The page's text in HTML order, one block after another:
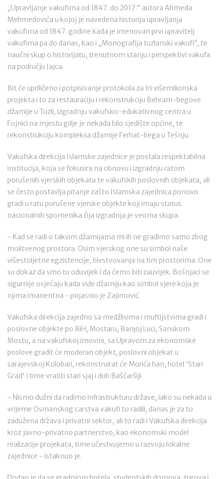
„Upravljanje vakufima od 1847. do 2017.“ autora Ahmeda
Mehmedovića u kojoj je navedena historija upravljanja
vakufima od 1847. godine kada je imenovan prvi upravitelj
vakufima pa do danas, kao i „Monografija tuzlanski vakufi“, te
naučni skup o historijatu, trenutnom stanju i perspektivi vakufa
na području Jajca.
Bit će upriličeno i potpisivanje protokola za tri višemilionska
projekta i to za restauraciju i rekonstrukciju Behram-begove
džamije u Tuzli, izgradnju vakufsko-edukativnog centra u
Fojnici na mjestu gdje je nekada bilo sjedište općine, te
rekonstrukciju kompleksa džamije Ferhat-bega u Tešnju.
Vakufska direkcija Islamske zajednice je postala respektabilna
institucija, koja se fokusira na obnovu i izgradnju ratom
porušenih vjerskih objekata te vakufskih poslovnih objekata, ali
se često postavlja pitanje zašto Islamska zajednica ponovo
gradi u ratu porušene vjerske objekte koji imaju status
nacionalnih spomenika čija izgradnja je veoma skupa.
- Kad se radi o takvim džamijama mi ih ne gradimo samo zbog
molitvenog prostora. Osim vjerskog one su simbol naše
višestoljetne egzistencije, bivstvovanja na tim prostorima. One
su dokaz da smo tu oduvijek i da ćemo biti zauvijek. Bošnjaci se
sigurnije osjećaju kada vide džamiju kao simbol vjere koja je
njima imanentna - pojasnio je Zajimović.
Vakufska direkcija zajedno sa medžlisima i muftijstvima gradi i
poslovne objekte po BiH, Mostaru, Banjoj Luci, Sanskom
Mostu, a na vakufskoj imovini, sa Upravom za ekonomske
poslove gradit će moderan objekt, poslovni objekat u
sarajevskoj Kolobari, rekonstruirat će Morića han, hotel 'Stari
Grad' i time vratiti stari sjaj i duh Baščaršiji.
- Nismo dužni da radimo infrastrukturu države, iako su nekada u
vrijeme Osmanskog carstva vakufi to radili, danas je za to
zadužena država i privatni sektor, ali to radi i Vakufska direkcija
kroz javno-privatno partnerstvo, kao ekonomski model
realizacije projekata, time učestvujemo u razvoju lokalne
zajednice - istaknuo je.